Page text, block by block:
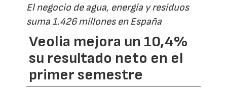
El negocio de agua, energía y residuos
suma 1.426 millones en España
Veolia mejora un 10,4%
su resultado neto en el
primer semestre